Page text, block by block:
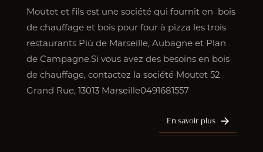
Moutet et fils est une société qui fournit en bois
de chauffage et bois pour four à pizza les trois
restaurants Più de Marseille, Aubagne et Plan
de Campagne.Si vous avez des besoins en bois
de chauffage, contactez la société Moutet 52
Grand Rue, 13013 Marseille0491681557
En savoir plus